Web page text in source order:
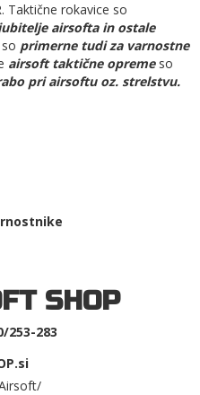
Taktične rokavice so
airsofta in ostale
primerne tudi za varnostne
airsoft taktične opremeso
pri airsoftu oz. strelstvu.
SHOP
253-283